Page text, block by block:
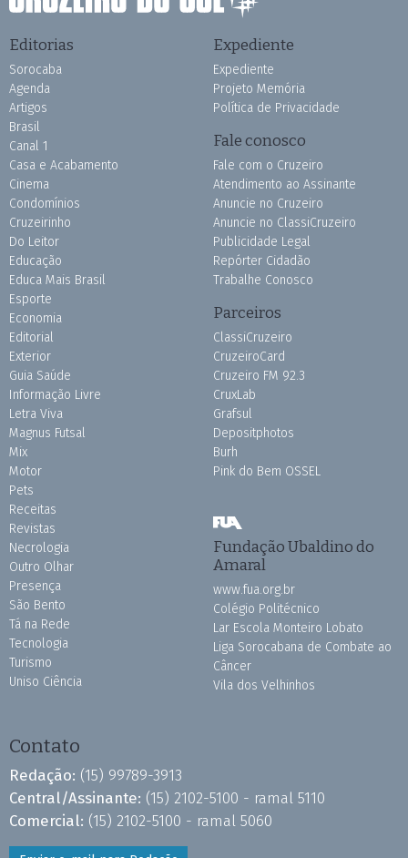
Editorias
Sorocaba
Agenda
Artigos
Brasil
Canal 1
Casa e Acabamento
Cinema
Condomínios
Cruzeirinho
Do Leitor
Educação
Educa Mais Brasil
Esporte
Economia
Editorial
Exterior
Guia Saúde
Informação Livre
Letra Viva
Magnus Futsal
Mix
Motor
Pets
Receitas
Revistas
Necrologia
Outro Olhar
Presença
São Bento
Tá na Rede
Tecnologia
Turismo
Uniso Ciência
Expediente
Expediente
Projeto Memória
Política de Privacidade
Fale conosco
Fale com o Cruzeiro
Atendimento ao Assinante
Anuncie no Cruzeiro
Anuncie no ClassiCruzeiro
Publicidade Legal
Repórter Cidadão
Trabalhe Conosco
Parceiros
ClassiCruzeiro
CruzeiroCard
Cruzeiro FM 92.3
CruxLab
Grafsul
Depositphotos
Burh
Pink do Bem OSSEL
Fundação Ubaldino do
Amaral
www.fua.org.br
Colégio Politécnico
Lar Escola Monteiro Lobato
Liga Sorocabana de Combate ao
Câncer
Vila dos Velhinhos
Contato
Redação: (15) 99789-3913
Central/Assinante: (15) 2102-5100 - ramal 5110
Comercial: (15) 2102-5100 - ramal 5060